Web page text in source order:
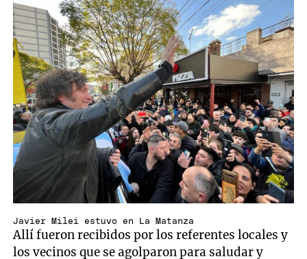
Javier Milei estuvo en La Matanza
Allí fueron recibidos por los referentes locales y
los vecinos que se agolparon para saludar y